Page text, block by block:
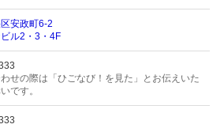
安政町6-2
ル2・3・4F
せの際は「ひごなび！を見た」とお伝えいた
です。